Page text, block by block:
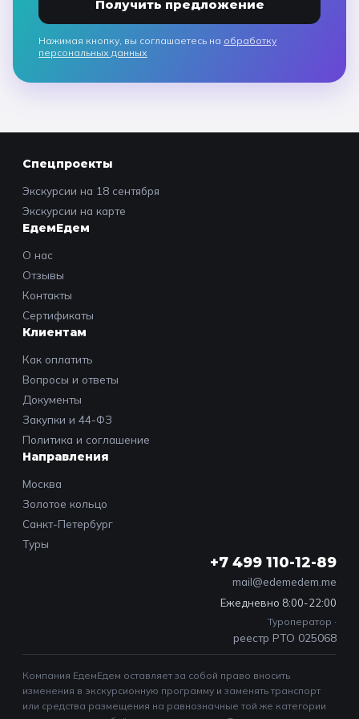
Получить предложение
Нажимая кнопку, вы соглашаетесь на обработку
персональных данных
Спецпроекты
Экскурсии на 18 сентября
Экскурсии на карте
ЕдемЕдем
О нас
Отзывы
Контакты
Сертификаты
Клиентам
Как оплатить
Вопросы и ответы
Документы
Закупки и 44-ФЗ
Политика и соглашение
Направления
Москва
Золотое кольцо
Санкт-Петербург
Туры
+7 499 110-12-89
mail@edemedem.me
Ежедневно 8:00-22:00
Туроператор ·
реестр РТО 025068
Компания ЕдемЕдем оставляет за собой право вносить
изменения в экскурсионную программу и заменять транспорт
или средства размещения на равнозначные той же категории